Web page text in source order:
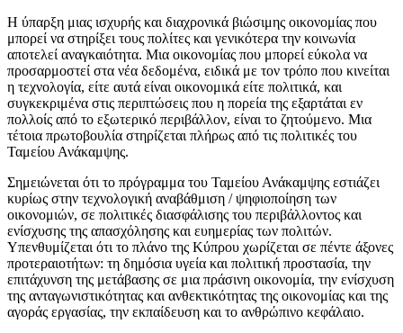
Η ύπαρξη μιας ισχυρής και διαχρονικά βιώσιμης οικονομίας που
μπορεί να στηρίξει τους πολίτες και γενικότερα την κοινωνία
αποτελεί αναγκαιότητα. Μια οικονομίας που μπορεί εύκολα να
προσαρμοστεί στα νέα δεδομένα, ειδικά με τον τρόπο που κινείται
η τεχνολογία, είτε αυτά είναι οικονομικά είτε πολιτικά, και
συγκεκριμένα στις περιπτώσεις που η πορεία της εξαρτάται εν
πολλοίς από το εξωτερικό περιβάλλον, είναι το ζητούμενο. Μια
τέτοια πρωτοβουλία στηρίζεται πλήρως από τις πολιτικές του
Ταμείου Ανάκαμψης.
Σημειώνεται ότι το πρόγραμμα του Ταμείου Ανάκαμψης εστιάζει
κυρίως στην τεχνολογική αναβάθμιση / ψηφιοποίηση των
οικονομιών, σε πολιτικές διασφάλισης του περιβάλλοντος και
ενίσχυσης της απασχόλησης και ευημερίας των πολιτών.
Υπενθυμίζεται ότι το πλάνο της Κύπρου χωρίζεται σε πέντε άξονες
προτεραιοτήτων: τη δημόσια υγεία και πολιτική προστασία, την
επιτάχυνση της μετάβασης σε μια πράσινη οικονομία, την ενίσχυση
της ανταγωνιστικότητας και ανθεκτικότητας της οικονομίας και της
αγοράς εργασίας, την εκπαίδευση και το ανθρώπινο κεφάλαιο.